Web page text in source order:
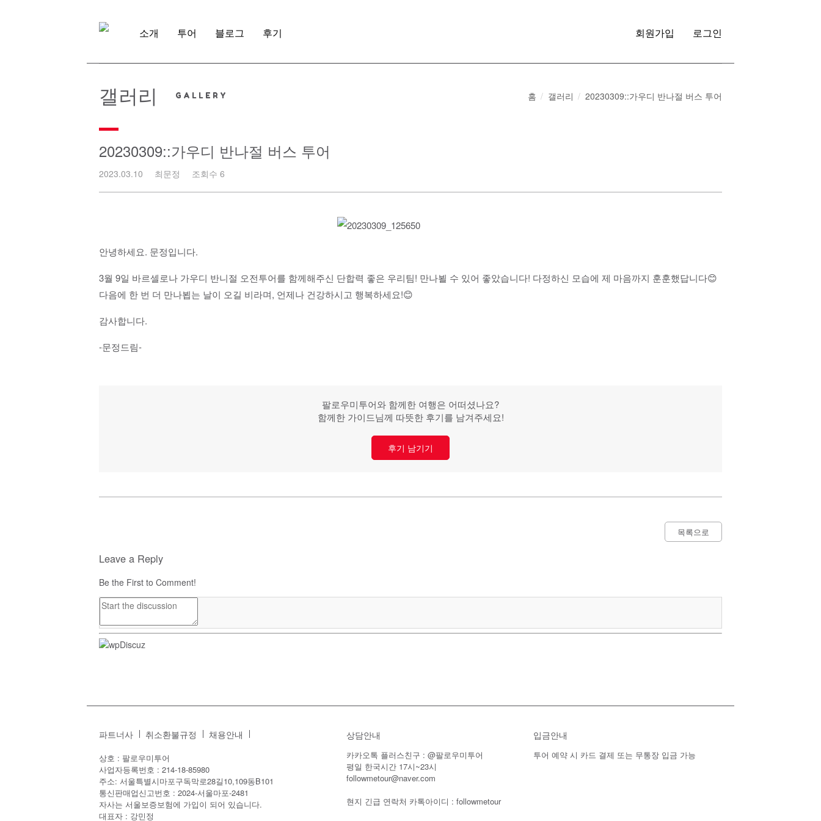
소개 투어 블로그 후기 회원가입 로그인
홈 갤러리 20230309::가우디 반나절 버스 투어
갤러리
20230309::가우디 반나절 버스 투어
2023.03.10 최문정 조회수 6
안녕하세요. 문정입니다.
3월 9일 바르셀로나 가우디 반니절 오전투어를 함께해주신 단합력 좋은 우리팀! 만나뵐 수 있어 좋았습니다! 다정하신 모습에 제 마음까지 훈훈했답니다😊
다음에 한 번 더 만나뵙는 날이 오길 비라며, 언제나 건강하시고 행복하세요!😊
감사합니다.
-문정드림-
팔로우미투어와 함께한 여행은 어떠셨나요?
함께한 가이드님께 따뜻한 후기를 남겨주세요!
후기 남기기
목록으로
Leave a Reply
Be the First to Comment!
파트너사 취소환불규정 채용안내
상호 : 팔로우미투어
사업자등록번호 : 214-18-85980
주소: 서울특별시마포구독막로28길10,109동B101
통신판매업신고번호 : 2024-서울마포-2481
자사는 서울보증보험에 가입이 되어 있습니다.
대표자 : 강민정
상담안내
카카오톡 플러스친구 : @팔로우미투어
평일 한국시간 17시~23시
followmetour@naver.com
현지 긴급 연락처 카톡아이디 : followmetour
입금안내
투어 예약 시 카드 결제 또는 무통장 입금 가능